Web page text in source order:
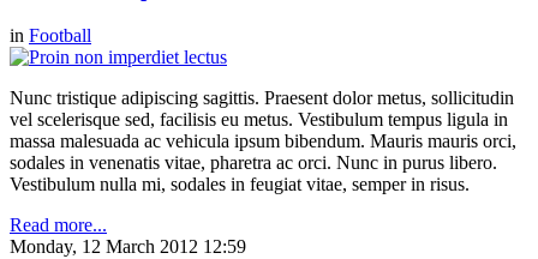
in Football
Nunc tristique adipiscing sagittis. Praesent dolor metus, sollicitudin
vel scelerisque sed, facilisis eu metus. Vestibulum tempus ligula in
massa malesuada ac vehicula ipsum bibendum. Mauris mauris orci,
sodales in venenatis vitae, pharetra ac orci. Nunc in purus libero.
Vestibulum nulla mi, sodales in feugiat vitae, semper in risus.
Read more...
Monday, 12 March 2012 12:59